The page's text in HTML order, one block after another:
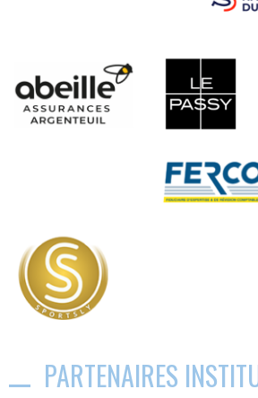
PARTENAIRES